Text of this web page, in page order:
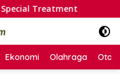
Heboh
Ekonomi Olahraga